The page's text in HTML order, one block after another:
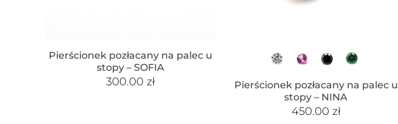
Pierścionek pozłacany na palec u
stopy – SOFIA
300.00 zł
Pierścionek pozłacany na palec u
stopy – NINA
450.00 zł